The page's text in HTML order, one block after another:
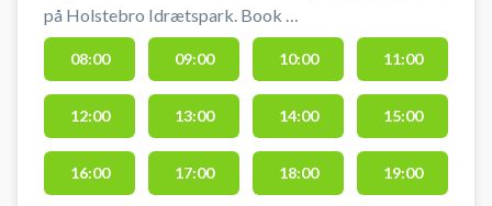
på Holstebro Idrætspark. Book en
pickleballbane og spil pickleball i
Holstebro på en af banerne i
stadionhallen ved Holstebro
Idrætspark.
08:00 09:00 10:00 11:00
12:00 13:00 14:00 15:00
16:00 17:00 18:00 19:00